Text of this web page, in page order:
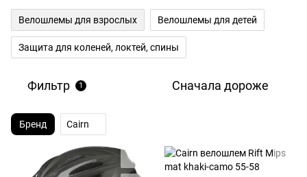
Велошлемы для взрослых Велошлемы для детей
Защита для коленей, локтей, спины
Фильтр 1 Сначала дороже
Бренд Cairn